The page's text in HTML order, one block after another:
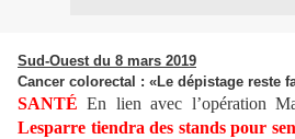
Sud-Ouest du 8 mars 2019
Cancer colorectal : «Le dépistage reste
SANTÉ En lien avec l’opération
Lesparre tiendra des stands pour